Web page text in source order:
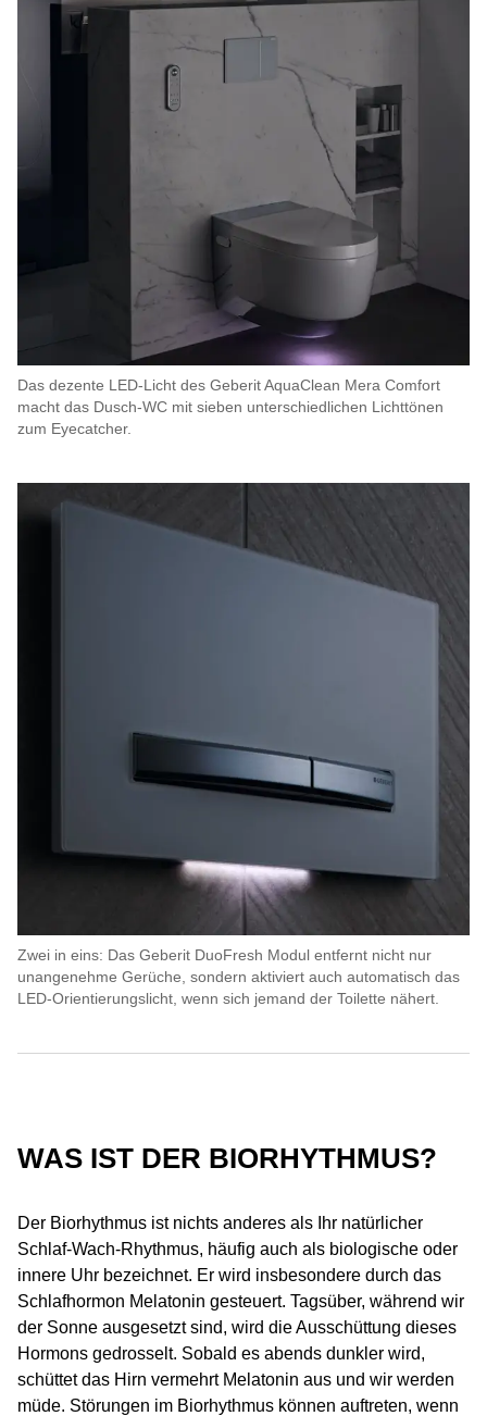
Das dezente LED-Licht des Geberit AquaClean Mera Comfort
macht das Dusch-WC mit sieben unterschiedlichen Lichttönen
zum Eyecatcher.
Zwei in eins: Das Geberit DuoFresh Modul entfernt nicht nur
unangenehme Gerüche, sondern aktiviert auch automatisch das
LED-Orientierungslicht, wenn sich jemand der Toilette nähert.
WAS IST DER BIORHYTHMUS?
Der Biorhythmus ist nichts anderes als Ihr natürlicher
Schlaf-Wach-Rhythmus, häufig auch als biologische oder
innere Uhr bezeichnet. Er wird insbesondere durch das
Schlafhormon Melatonin gesteuert. Tagsüber, während wir
der Sonne ausgesetzt sind, wird die Ausschüttung dieses
Hormons gedrosselt. Sobald es abends dunkler wird,
schüttet das Hirn vermehrt Melatonin aus und wir werden
müde. Störungen im Biorhythmus können auftreten, wenn